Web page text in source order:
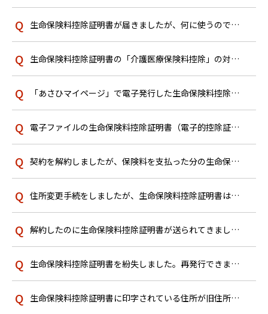
生命保険料控除証明書が届きましたが、何に使うのですか？
生命保険料控除証明書の「介護医療保険料控除」の対象となる商品は何ですか？
「あさひマイページ」で電子発行した生命保険料控除証明書をダウンロードした後、どのようにして確定申告や年末調整に利用...
電子ファイルの生命保険料控除証明書（電子的控除証明書）について使用方法を教えてください。
契約を解約しましたが、保険料を支払った分の生命保険料控除証明書は発行されますか？
住所変更手続をしましたが、生命保険料控除証明書は新しい住所に送付されますか？
解約したのに生命保険料控除証明書が送られてきました。どうしたらよいですか？
生命保険料控除証明書を紛失しました。再発行できますか？
生命保険料控除証明書に印字されている住所が旧住所のままになっています。このまま申告に使えますか？